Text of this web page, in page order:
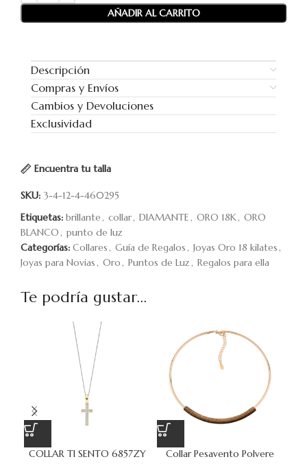
AÑADIR AL CARRITO
Encuentra tu talla
Descripción
Compras y Envíos
Cambios y Devoluciones
Exclusividad
SKU: 3-4-12-4-460295
Categorías: Collares , Guía de Regalos , Joyas Oro 18 kilates ,
Joyas para Novias , Oro , Puntos de Luz , Regalos para ella
Etiquetas: brillante , collar, DIAMANTE , ORO 18K , ORO
BLANCO , punto de luz
Te podría gustar...
COLLAR TI SENTO 6857ZY Collar Pesavento Polvere